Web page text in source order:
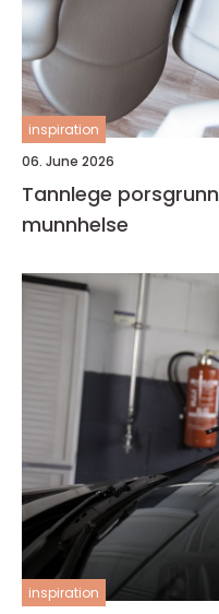
inspiration
06. June 2026
Tannlege porsgrunn trygge valg for sunn
munnhelse
inspiration